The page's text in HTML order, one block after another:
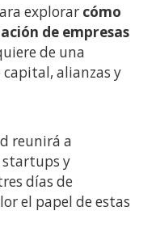
explorar cómo
de empresas
de una
alianzas y
reunirá a
startups y
días de
el papel de estas